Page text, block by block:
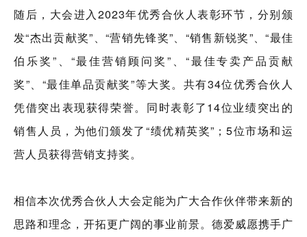
随后，大会进入2023年优秀合伙人表彰环节，分别颁
发“杰出贡献奖”、“营销先锋奖”、“销售新锐奖”、“最佳
伯乐奖”、“最佳营销顾问奖”、“最佳专卖产品贡献
奖”、“最佳单品贡献奖”等大奖。共有34位优秀合伙人
凭借突出表现获得荣誉。同时表彰了14位业绩突出的
销售人员，为他们颁发了“绩优精英奖”；5位市场和运
营人员获得营销支持奖。
相信本次优秀合伙人大会定能为广大合作伙伴带来新的
思路和理念，开拓更广阔的事业前景。德爱威愿携手广